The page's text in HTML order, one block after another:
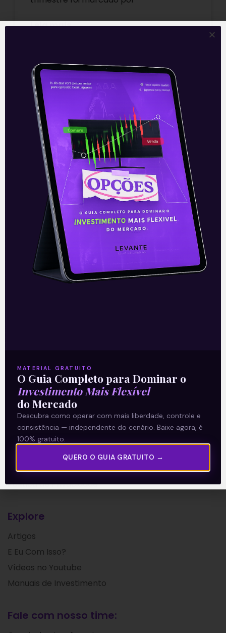
Leia mais
E EU COM ISSO
A vez das farmacêuticas?
Após a onda recente de IPOs e de
ofertas subsequentes de ações de
empresas de saúde, o setor de produtos
farmacêuticos (mais especificamente
A Levante
Termos e Condições
Política de Privacidade
Explore
Artigos
E Eu Com Isso?
Vídeos no Youtube
Manuais de Investimento
Fale com nosso time:
MATERIAL GRATUITO
O Guia Completo para Dominar o
Investimento Mais Flexível
do Mercado
Descubra como operar com mais liberdade, controle e
consistência — independente do cenário. Baixe agora, é
100% gratuito.
QUERO O GUIA GRATUITO →